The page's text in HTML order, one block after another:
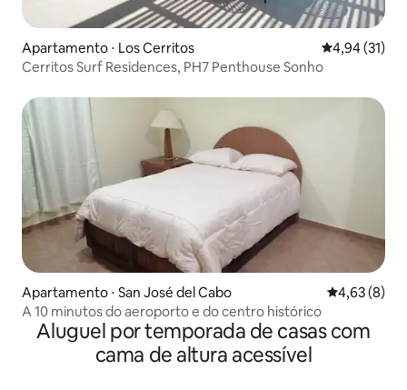
Apartamento ⋅ Los Cerritos 4,94 de uma
4,94 (31)
Cerritos Surf Residences, PH7 Penthouse Sonho
Apartamento ⋅ San José del Cabo 4,63 de uma
4,63 (8)
A 10 minutos do aeroporto e do centro histórico
Aluguel por temporada de casas com
cama de altura acessível